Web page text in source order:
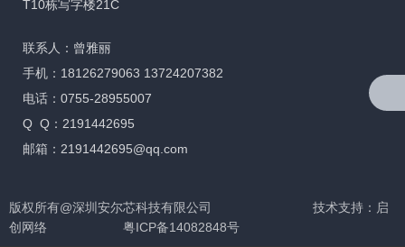
T10栋写字楼21C
联系人：曾雅丽
手机：18126279063 13724207382
电话：0755-28955007
Q Q：2191442695
邮箱：2191442695@qq.com
版权所有@深圳安尔芯科技有限公司 技术支持： 启
创网络 粤ICP备14082848号